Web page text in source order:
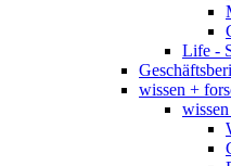
Life -
wissen +